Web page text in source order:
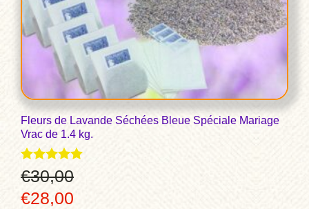
Fleurs de Lavande Séchées Bleue Spéciale Mariage
Vrac de 1.4 kg.
Note
5.00
sur 5
€30,00
Le
€28,00